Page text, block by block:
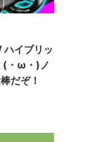
イブリッ
(・ω・)ノ
だぞ！